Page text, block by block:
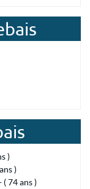
)
)
74 ans )